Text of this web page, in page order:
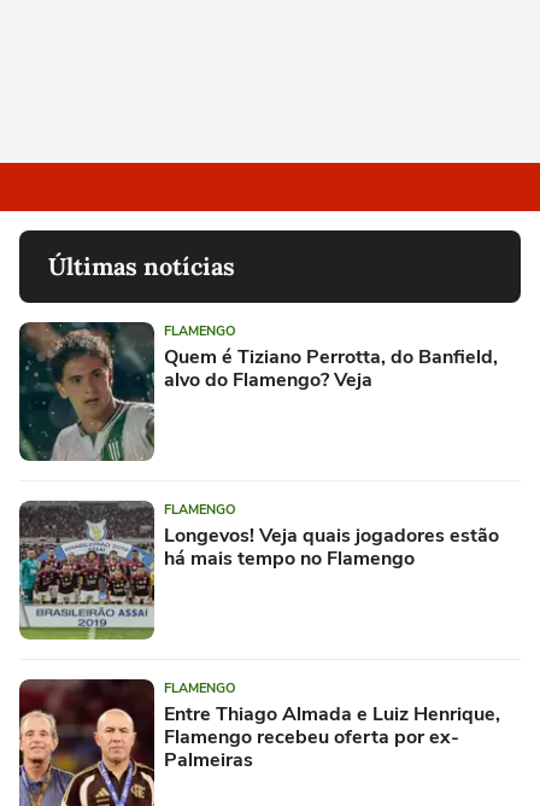
Últimas notícias
FLAMENGO
Quem é Tiziano Perrotta, do Banfield,
alvo do Flamengo? Veja
FLAMENGO
Longevos! Veja quais jogadores estão
há mais tempo no Flamengo
FLAMENGO
Entre Thiago Almada e Luiz Henrique,
Flamengo recebeu oferta por ex-
Palmeiras